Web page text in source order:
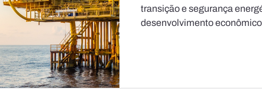
transição e segurança
desenvolvimento